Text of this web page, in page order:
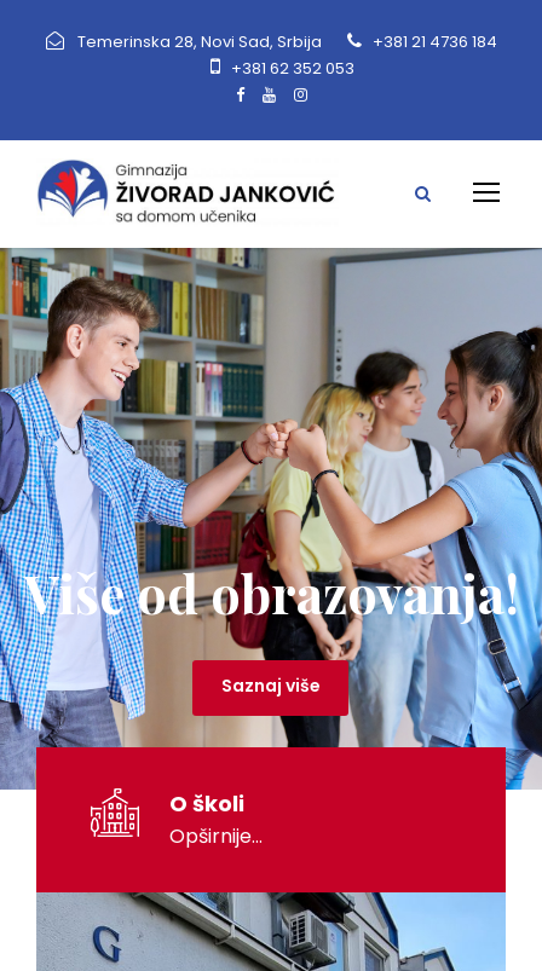
Temerinska 28, Novi Sad, Srbija
+381 21 4736 184
+381 62 352 053
Više od obrazovanja!
Saznaj više
O školi
Opširnije...